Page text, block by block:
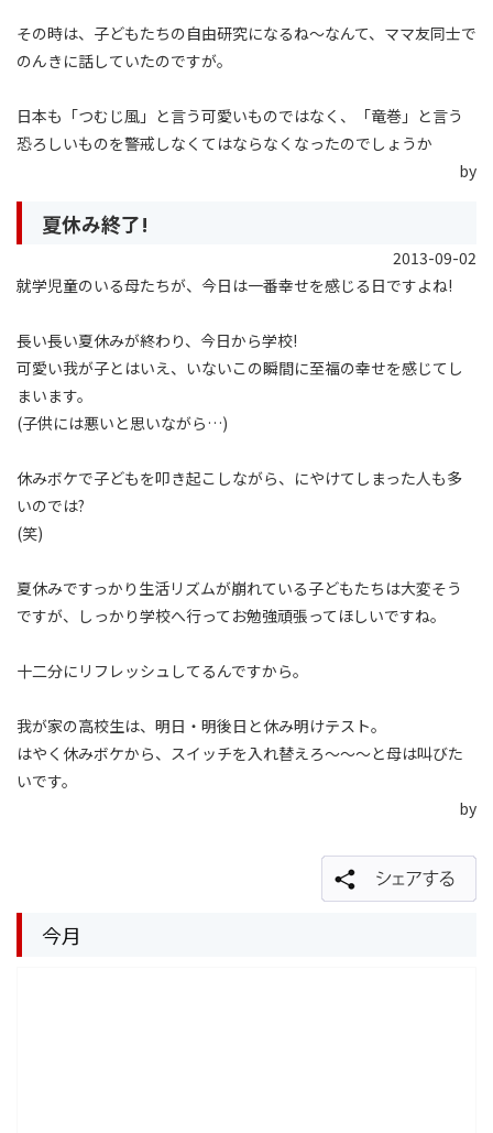
その時は、子どもたちの自由研究になるね〜なんて、ママ友同士で
のんきに話していたのですが。
日本も「つむじ風」と言う可愛いものではなく、「竜巻」と言う
恐ろしいものを警戒しなくてはならなくなったのでしょうか
by
夏休み終了!
2013-09-02
就学児童のいる母たちが、今日は一番幸せを感じる日ですよね!
長い長い夏休みが終わり、今日から学校!
可愛い我が子とはいえ、いないこの瞬間に至福の幸せを感じてし
まいます。
(子供には悪いと思いながら…)
休みボケで子どもを叩き起こしながら、にやけてしまった人も多
いのでは?
(笑)
夏休みですっかり生活リズムが崩れている子どもたちは大変そう
ですが、しっかり学校へ行ってお勉強頑張ってほしいですね。
十二分にリフレッシュしてるんですから。
我が家の高校生は、明日・明後日と休み明けテスト。
はやく休みボケから、スイッチを入れ替えろ〜〜〜と母は叫びた
いです。
by
今月